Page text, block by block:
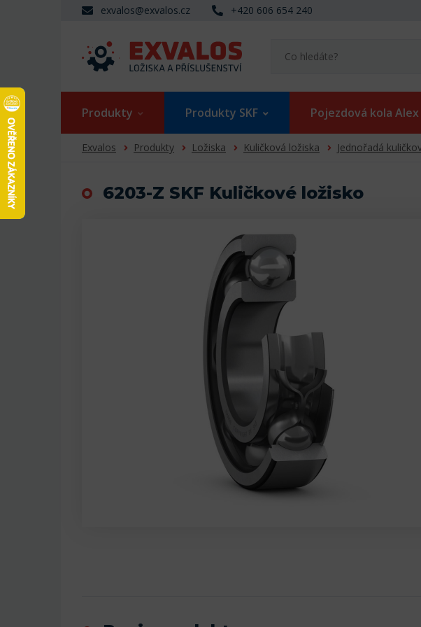
exvalos@exvalos.cz +420 606 654 240
Produkty Produkty SKF Pojezdová kola Alex
Exvalos Produkty Ložiska Kuličková ložiska Jednořadá
6203-Z SKF Kuličkové ložisko